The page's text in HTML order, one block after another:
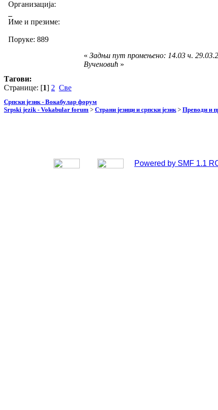
Организација:
Име и презиме:
Поруке: 889
« Задњи пут промењено: 14.03 ч.
Вученовић »
Тагови:
Странице: [1] 2 Све
Српски језик - Вокабулар форум
Srpski jezik - Vokabular forum > Страни језици и српски језик> Преводи и
Powered by SMF 1.1